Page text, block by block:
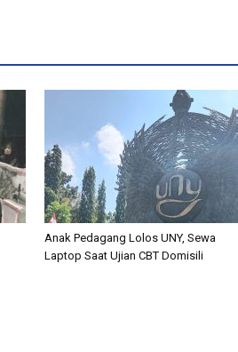
Anak Pedagang Lolos UNY, Sewa
Laptop Saat Ujian CBT Domisili